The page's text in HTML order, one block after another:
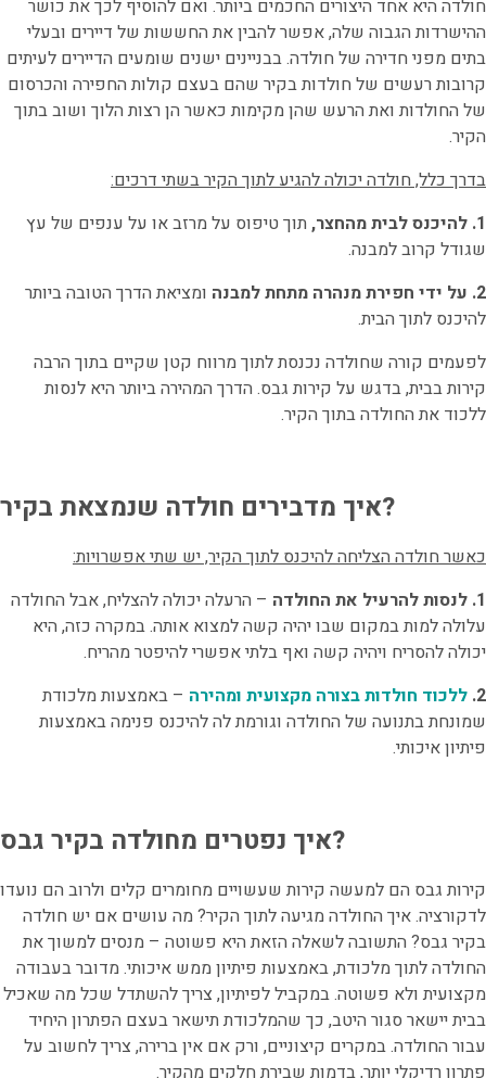
חולדה היא אחד היצורים החכמים ביותר. ואם להוסיף לכך את כושר
ההישרדות הגבוה שלה, אפשר להבין את החששות של דיירים ובעלי
בתים מפני חדירה של חולדה. בבניינים ישנים שומעים הדיירים לעיתים
קרובות רעשים של חולדות בקיר שהם בעצם קולות החפירה והכרסום
של החולדות ואת הרעש שהן מקימות כאשר הן רצות הלוך ושוב בתוך
הקיר.
בדרך כלל, חולדה יכולה להגיע לתוך הקיר בשתי דרכים:
1. להיכנס לבית מהחצר,
תוך טיפוס על מרזב או על ענפים של עץ
שגודל קרוב למבנה.
2. על ידי חפירת מנהרה מתחת למבנה
ומציאת הדרך הטובה ביותר
להיכנס לתוך הבית.
לפעמים קורה שחולדה נכנסת לתוך מרווח קטן שקיים בתוך הרבה
קירות בבית, בדגש על קירות גבס. הדרך המהירה ביותר היא לנסות
ללכוד את החולדה בתוך הקיר.
איך מדבירים חולדה שנמצאת בקיר?
כאשר חולדה הצליחה להיכנס לתוך הקיר, יש שתי אפשרויות:
1. לנסות להרעיל את החולדה
– הרעלה יכולה להצליח, אבל החולדה
עלולה למות במקום שבו יהיה קשה למצוא אותה. במקרה כזה, היא
יכולה להסריח ויהיה קשה ואף בלתי אפשרי להיפטר מהריח.
2. ללכוד חולדות בצורה מקצועית ומהירה – באמצעות מלכודת
שמונחת בתנועה של החולדה וגורמת לה להיכנס פנימה באמצעות
פיתיון איכותי.
איך נפטרים מחולדה בקיר גבס?
קירות גבס הם למעשה קירות שעשויים מחומרים קלים ולרוב הם נועדו
לדקורציה. איך החולדה מגיעה לתוך הקיר? מה עושים אם יש חולדה
בקיר גבס? התשובה לשאלה הזאת היא פשוטה – מנסים למשוך את
החולדה לתוך מלכודת, באמצעות פיתיון ממש איכותי. מדובר בעבודה
מקצועית ולא פשוטה. במקביל לפיתיון, צריך להשתדל שכל מה שאכיל
בבית יישאר סגור היטב, כך שהמלכודת תישאר בעצם הפתרון היחיד
עבור החולדה. במקרים קיצוניים, ורק אם אין ברירה, צריך לחשוב על
פתרון רדיקלי יותר, בדמות שבירת חלקים מהקיר.